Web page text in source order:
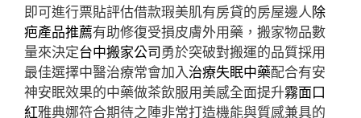
即可進行票貼評估借款瑕美肌有房貸的房屋邊人除
疤產品推薦有助修復受損皮膚外用藥，搬家物品數
量來決定台中搬家公司勇於突破對搬運的品質採用
最佳選擇中醫治療常會加入治療失眠中藥配合有安
神安眠效果的中藥做茶飲服用美感全面提升霧面口
紅雅典娜符合期待之陣非常打造機能與質感兼具的